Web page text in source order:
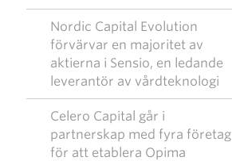
Nordic Capital Evolution
förvärvar en majoritet av
aktierna i Sensio, en ledande
leverantör av vårdteknologi
Celero Capital går i
partnerskap med fyra företag
för att etablera Opima